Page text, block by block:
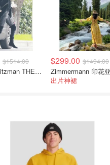
$1514.00
Stuart Weitzman THE OUTNET 麂皮过膝靴 黑色
$299.00 $1494.00
出片神裙